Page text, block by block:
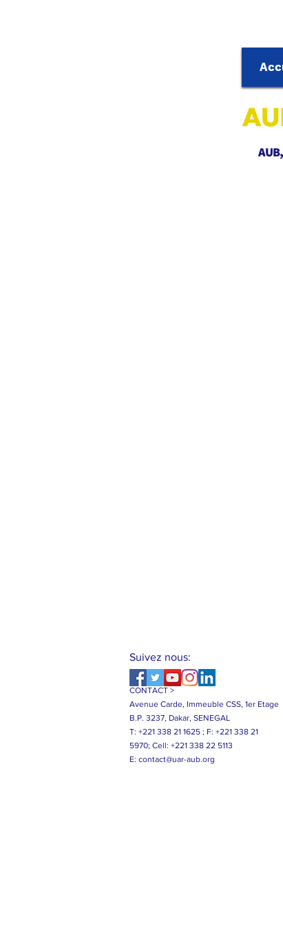
Suivez nous:
CONTACT >
Avenue Carde, Immeuble CSS, 1er Etage
B.P. 3237, Dakar, SENEGAL
T: +221 338 21 1625 ; F: +221 338 21
5970; Cell: +221 338 22 5113
E: contact@uar-aub.org